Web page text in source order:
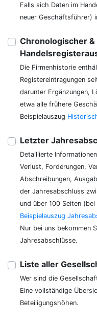
Falls sich Daten im
neuer Geschäftsführer)
Chronologischer
Die Firmenhistorie
Registereintragungen
darunter Ergänzungen,
etwa alle frühere
Beispielauszug
Letzter
Detaillierte
Verlust, Forderungen,
Abschreibungen,
der Jahresabschluss
und über 100 Seiten
Beispielauszug
Nur bei uns bekommen
Jahresabschlüsse.
Liste aller
Wer sind die
Eine vollständige
Beteiligungshöhen.